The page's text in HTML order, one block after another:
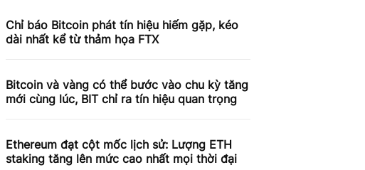
Chỉ báo Bitcoin phát tín hiệu hiếm gặp, kéo
dài nhất kể từ thảm họa FTX
Bitcoin và vàng có thể bước vào chu kỳ tăng
mới cùng lúc, BIT chỉ ra tín hiệu quan trọng
Ethereum đạt cột mốc lịch sử: Lượng ETH
staking tăng lên mức cao nhất mọi thời đại